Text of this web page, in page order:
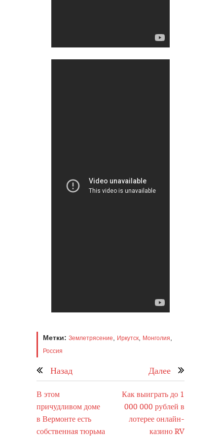
Метки: Землетрясение Иркутск Монголия
Россия
Назад Далее
В этом
причудливом доме
в Вермонте есть
собственная тюрьма
Как выиграть до 1
000 000 рублей в
лотерее онлайн-
казино RV